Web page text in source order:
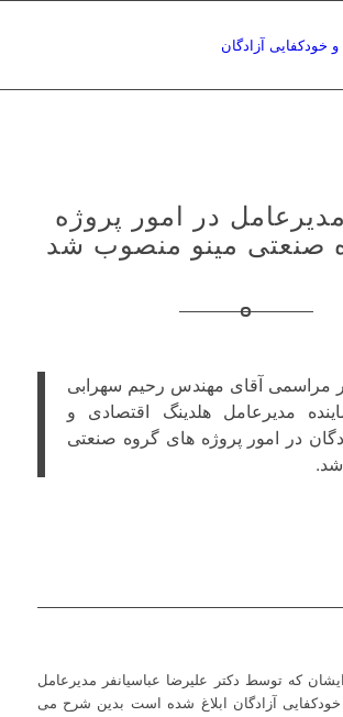
مدیرعامل در امور پروژه
صنعتی مینو منصوب شد
مراسمی آقای مهندس رحیم سهرابی
مدیرعامل هلدینگ اقتصادی و
در امور پروژه های گروه صنعتی
که توسط دکتر علیرضا عباسیانفر مدیرعامل
آزادگان ابلاغ شده است بدین شرح می